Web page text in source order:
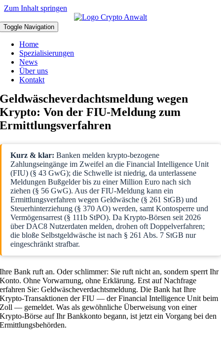
Zum Inhalt springen
Toggle Navigation
Home
Spezialisierungen
News
Über uns
Kontakt
Geldwäscheverdachtsmeldung wegen
Krypto: Von der FIU-Meldung zum
Ermittlungsverfahren
Kurz & klar: Banken melden krypto-bezogene
Zahlungseingänge im Zweifel an die Financial Intelligence Unit
(FIU) (§ 43 GwG); die Schwelle ist niedrig, da unterlassene
Meldungen Bußgelder bis zu einer Million Euro nach sich
ziehen (§ 56 GwG). Aus der FIU-Meldung kann ein
Ermittlungsverfahren wegen Geldwäsche (§ 261 StGB) und
Steuerhinterziehung (§ 370 AO) werden, samt Kontosperre und
Vermögensarrest (§ 111b StPO). Da Krypto-Börsen seit 2026
über DAC8 Nutzerdaten melden, drohen oft Doppelverfahren;
die bloße Selbstgeldwäsche ist nach § 261 Abs. 7 StGB nur
eingeschränkt strafbar.
Ihre Bank ruft an. Oder schlimmer: Sie ruft nicht an, sondern sperrt Ihr
Konto. Ohne Vorwarnung, ohne Erklärung. Erst auf Nachfrage
erfahren Sie: Geldwäscheverdachtsmeldung. Die Bank hat Ihre
Krypto-Transaktionen der FIU — der Financial Intelligence Unit beim
Zoll — gemeldet. Was als gewöhnliche Überweisung von einer
Krypto-Börse auf Ihr Bankkonto begann, ist jetzt ein Vorgang bei den
Ermittlungsbehörden.